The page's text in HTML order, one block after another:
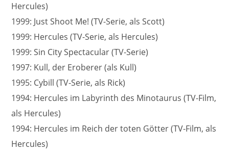
Hercules)
1999: Just Shoot Me! (TV-Serie, als Scott)
1999: Hercules (TV-Serie, als Hercules)
1999: Sin City Spectacular (TV-Serie)
1997: Kull, der Eroberer (als Kull)
1995: Cybill (TV-Serie, als Rick)
1994: Hercules im Labyrinth des Minotaurus (TV-Film,
als Hercules)
1994: Hercules im Reich der toten Götter (TV-Film, als
Hercules)